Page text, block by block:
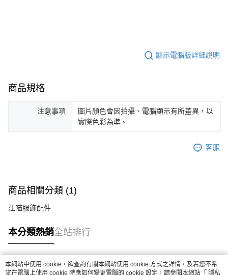
顯示電腦版詳細說明
商品規格
注意事項
圖片顏色會因拍攝、電腦顯示有所差異，以
實際色彩為準。
客服
商品相關分類 (1)
汪喵服飾配件
本分類熱銷全站排行
熱門標籤
本網站中使用 cookie，欲查詢有關本網站使用 cookie 方式之詳情，及若您不希
望在電腦上使用 cookie 時應如何變更電腦的 cookie 設定，請參閱本網站「 隱私